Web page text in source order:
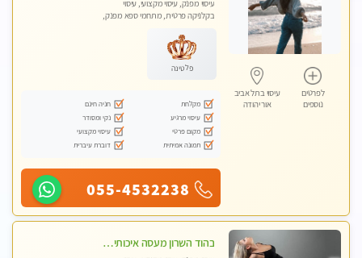
לפרטים
נוספים
עיסוי בתל אביב
אור יהודה
עיסוי מפנק, עיסוי מקצועי, עיסוי
בקלניקה פרטית, מתחמי ספא מפנק,
פלטינה
מקלחת
חניה חינם
עיסוי מרגיע
נקי ומסודר
מקום פרטי
עיסוי מקצועי
תמונה אמיתית
דוברת עיברית
055-4532238
בהוד השרון מעסה איכותית מקצועית ומפנקת חדשה מעסה צעירה ואלופה לעיסוי מפנק מומלץ מאוד ....פרטי!!